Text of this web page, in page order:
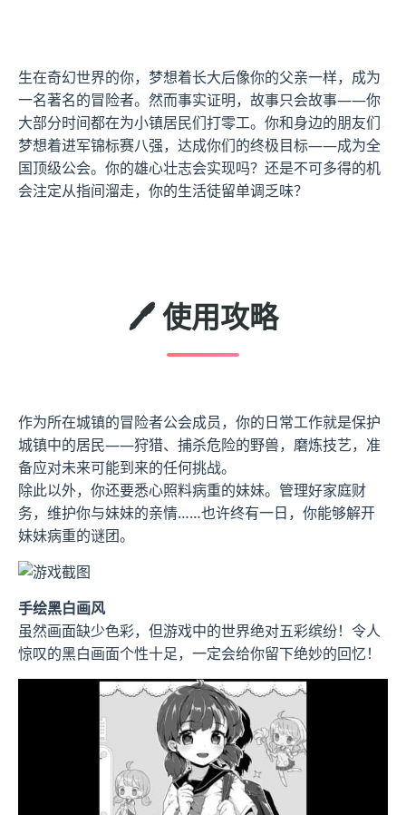
生在奇幻世界的你，梦想着长大后像你的父亲一样，成为
一名著名的冒险者。然而事实证明，故事只会故事——你
大部分时间都在为小镇居民们打零工。你和身边的朋友们
梦想着进军锦标赛八强，达成你们的终极目标——成为全
国顶级公会。你的雄心壮志会实现吗？还是不可多得的机
会注定从指间溜走，你的生活徒留单调乏味？
🖊️ 使用攻略
作为所在城镇的冒险者公会成员，你的日常工作就是保护
城镇中的居民——狩猎、捕杀危险的野兽，磨炼技艺，准
备应对未来可能到来的任何挑战。
除此以外，你还要悉心照料病重的妹妹。管理好家庭财
务，维护你与妹妹的亲情……也许终有一日，你能够解开
妹妹病重的谜团。
手绘黑白画风
虽然画面缺少色彩，但游戏中的世界绝对五彩缤纷！令人
惊叹的黑白画面个性十足，一定会给你留下绝妙的回忆！